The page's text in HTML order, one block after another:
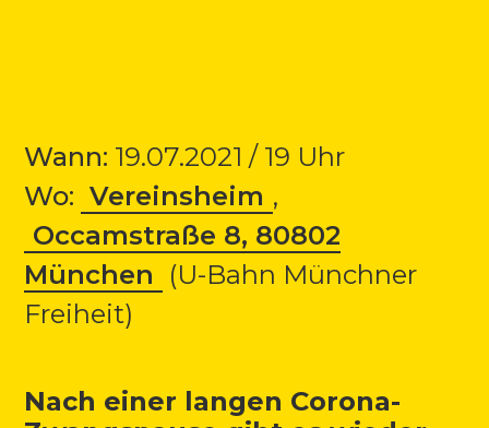
Wann: 19.07.2021 / 19 Uhr
Wo: Vereinsheim ,
Occamstraße 8, 80802
München
(U-Bahn Münchner
Freiheit)
Nach einer langen Corona-